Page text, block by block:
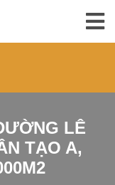
LÊ
TẠO A,